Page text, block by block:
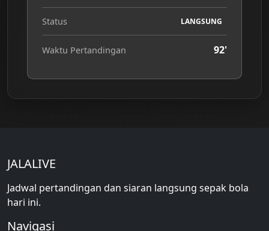
Status LANGSUNG
Waktu Pertandingan 92'
JALALIVE
Jadwal pertandingan dan siaran langsung sepak bola
hari ini.
Navigasi